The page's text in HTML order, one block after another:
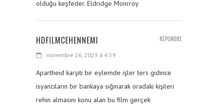
olduğu keşfeder. Eldridge Monrroy
HDFILMCEHENNEMI
novembre 26, 2023 à 4:59
Apartheid karşıtı bir eylemde işler ters gidince
isyancıların bir bankaya sığınarak oradaki kişileri
rehin almasını konu alan bu film gerçek
RÉPONDRE